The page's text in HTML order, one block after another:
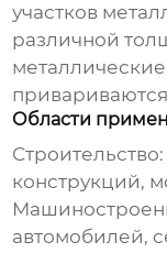
участков
различной
Области
конструкций,
автомобилей,